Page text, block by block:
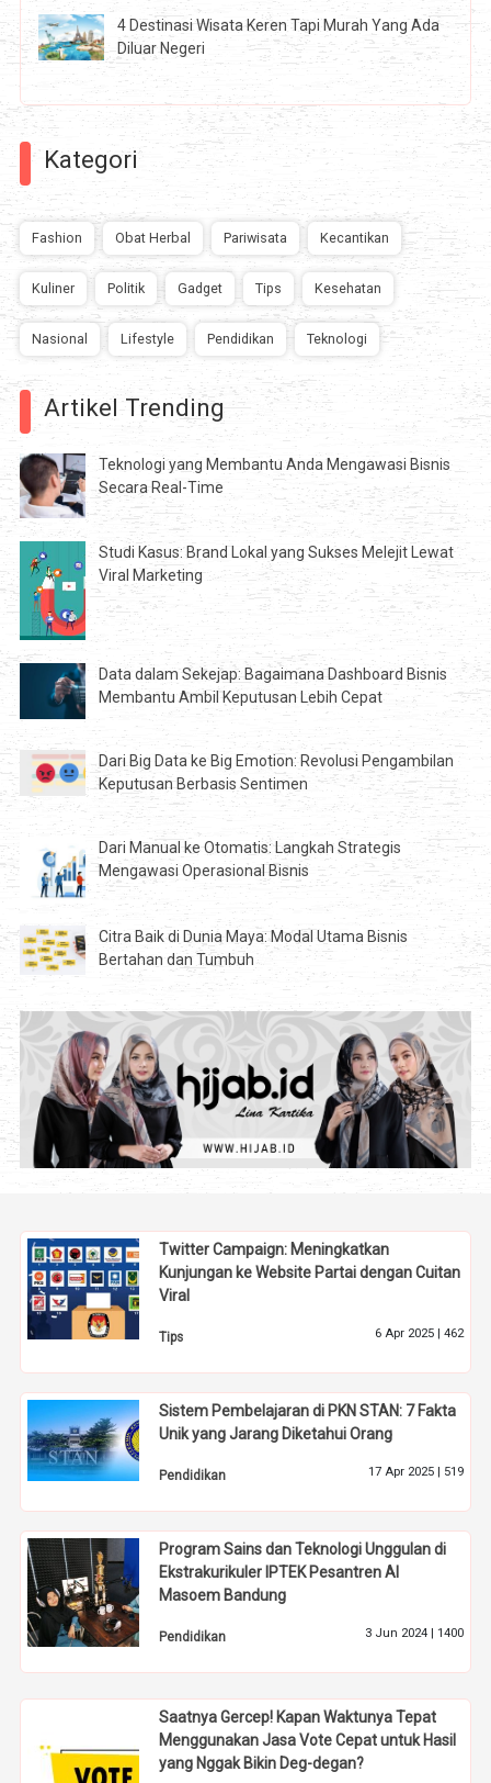
4 Destinasi Wisata Keren Tapi Murah Yang Ada
Diluar Negeri
Kategori
Fashion Obat Herbal Pariwisata Kecantikan
Kuliner Politik Gadget Tips Kesehatan
Nasional Lifestyle Pendidikan Teknologi
Artikel Trending
Teknologi yang Membantu Anda Mengawasi Bisnis
Secara Real-Time
Studi Kasus: Brand Lokal yang Sukses Melejit Lewat
Viral Marketing
Data dalam Sekejap: Bagaimana Dashboard Bisnis
Membantu Ambil Keputusan Lebih Cepat
Dari Big Data ke Big Emotion: Revolusi Pengambilan
Keputusan Berbasis Sentimen
Dari Manual ke Otomatis: Langkah Strategis
Mengawasi Operasional Bisnis
Citra Baik di Dunia Maya: Modal Utama Bisnis
Bertahan dan Tumbuh
Twitter Campaign: Meningkatkan
Kunjungan ke Website Partai dengan Cuitan
Viral
Tips 6 Apr 2025 | 462
Sistem Pembelajaran di PKN STAN: 7 Fakta
Unik yang Jarang Diketahui Orang
Pendidikan 17 Apr 2025 | 519
Program Sains dan Teknologi Unggulan di
Ekstrakurikuler IPTEK Pesantren Al
Masoem Bandung
Pendidikan 3 Jun 2024 | 1400
Saatnya Gercep! Kapan Waktunya Tepat
Menggunakan Jasa Vote Cepat untuk Hasil
yang Nggak Bikin Deg-degan?